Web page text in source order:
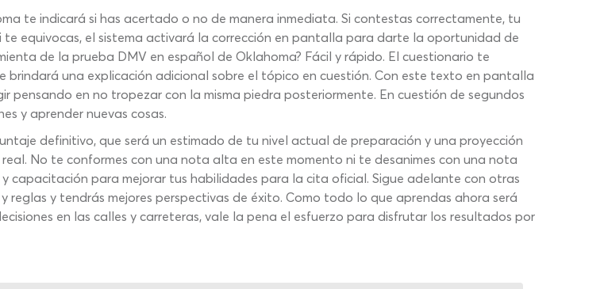
te indicará si has acertado o no de manera inmediata. Si contestas correctamente, tu
equivocas, el sistema activará la corrección en pantalla para darte la oportunidad de
de la prueba DMV en español de Oklahoma? Fácil y rápido. El cuestionario te
una explicación adicional sobre el tópico en cuestión. Con este texto en pantalla
pensando en no tropezar con la misma piedra posteriormente. En cuestión de segundos
y aprender nuevas cosas.
definitivo, que será un estimado de tu nivel actual de preparación y una proyección
No te conformes con una nota alta en este momento ni te desanimes con una nota
para mejorar tus habilidades para la cita oficial. Sigue adelante con otras
y tendrás mejores perspectivas de éxito. Como todo lo que aprendas ahora será
en las calles y carreteras, vale la pena el esfuerzo para disfrutar los resultados por